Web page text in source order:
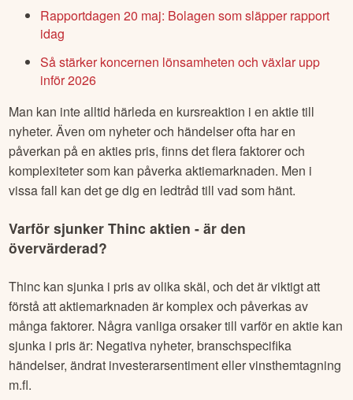
Rapportdagen 20 maj: Bolagen som släpper rapport
idag
Så stärker koncernen lönsamheten och växlar upp
inför 2026
Man kan inte alltid härleda en kursreaktion i en aktie till
nyheter. Även om nyheter och händelser ofta har en
påverkan på en akties pris, finns det flera faktorer och
komplexiteter som kan påverka aktiemarknaden. Men i
vissa fall kan det ge dig en ledtråd till vad som hänt.
Varför sjunkerThinc aktien - är den
övervärderad?
Thinc kan sjunka i pris av olika skäl, och det är viktigt att
förstå att aktiemarknaden är komplex och påverkas av
många faktorer. Några vanliga orsaker till varför en aktie kan
sjunka i pris är: Negativa nyheter, branschspecifika
händelser, ändrat investerarsentiment eller vinsthemtagning
m.fl.